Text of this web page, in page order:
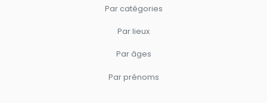
Par catégories
Par lieux
Par âges
Par prénoms